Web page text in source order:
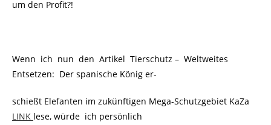
um den Profit?!
Wenn ich nun den Artikel Tierschutz – Weltweites
Entsetzen: Der spanische König er-
schießt Elefanten im zukünftigen Mega-Schutzgebiet KaZa
LINK lese, würde ich persönlich